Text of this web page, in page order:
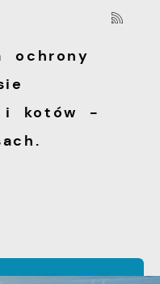
ochrony
i kotów -